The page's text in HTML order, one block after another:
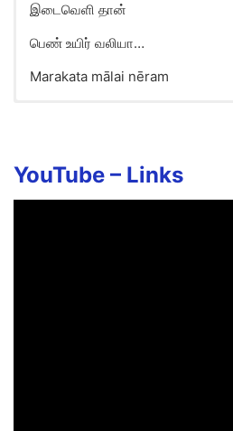
இடைவெளி தான்
பெண் உயிர் வலியா…
Marakata mālai nēram
Maragadha Maalai Neram
Mamathaigal Maindhu Veezhum
YouTube – Links